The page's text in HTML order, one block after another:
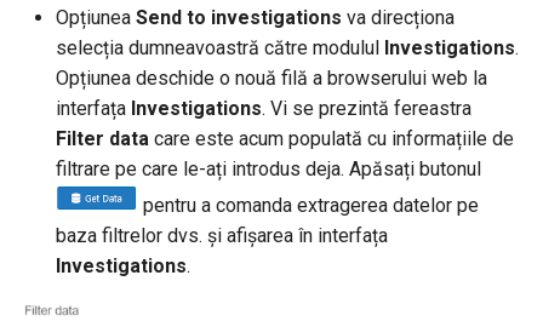
Manager de Vulnerabilitati
Operational
Opțiunea Send to investigations va direcționa
selecția dumneavoastră către modulul Investigations.
Opțiunea deschide o nouă filă a browserului web la
interfața Investigations. Vi se prezintă fereastra
Filter data care este acum populată cu informațiile de
filtrare pe care le-ați introdus deja. Apăsați butonul
pentru a comanda extragerea datelor pe
baza filtrelor dvs. și afișarea în interfața
Investigations.